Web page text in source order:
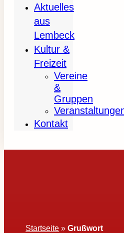
Aktuelles
aus
Lembeck
Kultur &
Freizeit
Vereine
&
Gruppen
Kontakt
Startseite »Grußwort